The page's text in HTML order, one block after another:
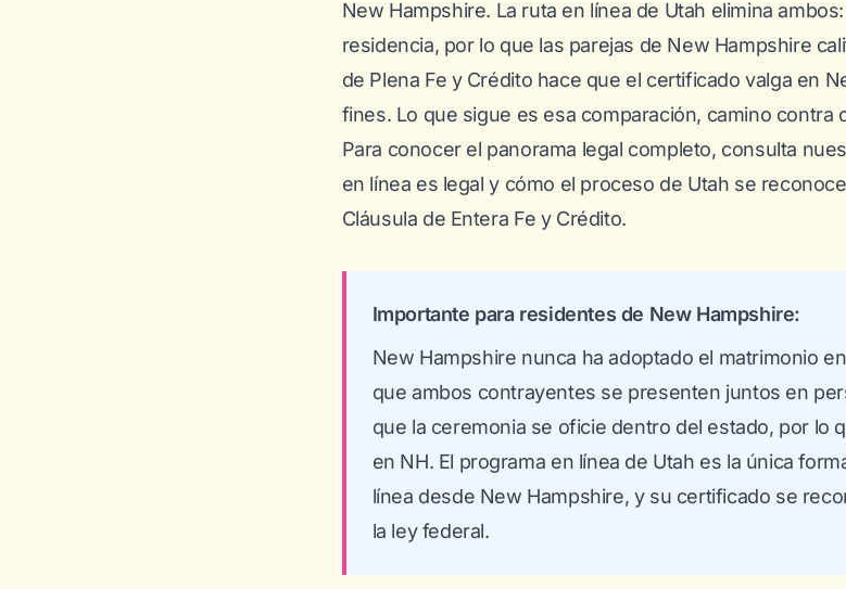
New Hampshire. La ruta en línea de Utah elimina
residencia, por lo que las parejas de New Hampshire
de Plena Fe y Crédito hace que el certificado valga en
fines. Lo que sigue es esa comparación, camino contra
Para conocer el panorama legal completo, consulta
en línea es legal y cómo el proceso de Utah se
Cláusula de Entera Fe y Crédito.
Importante para residentes de New Hampshire:
New Hampshire nunca ha adoptado el matrimonio
que ambos contrayentes se presenten juntos en
que la ceremonia se oficie dentro del estado, por lo
en NH. El programa en línea de Utah es la única
línea desde New Hampshire, y su certificado se
la ley federal.